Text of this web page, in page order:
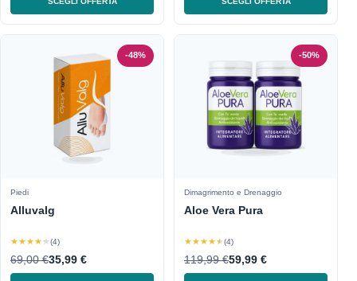
-48%
Piedi
Alluvalg
★★★★★(4)
69,00 €35,99 €
-50%
Dimagrimento e Drenaggio
Aloe Vera Pura
★★★★★(4)
119,99 €59,99 €